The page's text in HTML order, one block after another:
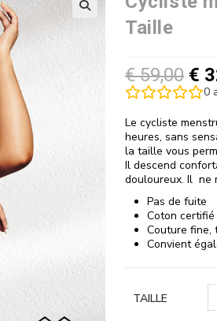
Taille
€59,00 €
0
Le cycliste
heures, sans
la taille vous
Il descend
douloureux. Il ne
Pas de fuite
Coton
Couture fine,
Convient
TAILLE